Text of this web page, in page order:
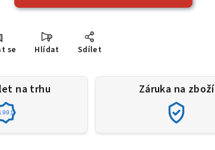
se Hlídat Sdílet
na trhu Záruka na zboží